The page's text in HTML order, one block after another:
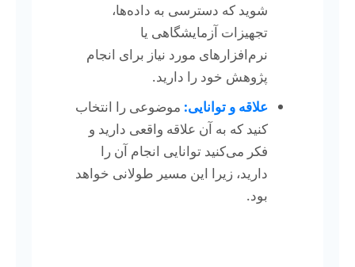
شوید که دسترسی به داده‌ها،
تجهیزات آزمایشگاهی یا
نرم‌افزارهای مورد نیاز برای انجام
پژوهش خود را دارید.
علاقه و توانایی: موضوعی را انتخاب
کنید که به آن علاقه واقعی دارید و
فکر می‌کنید توانایی انجام آن را
دارید، زیرا این مسیر طولانی خواهد
بود.